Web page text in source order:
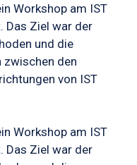
Workshop am IST
Das Ziel war der
und die
zwischen den
von IST
Workshop am IST
Das Ziel war der